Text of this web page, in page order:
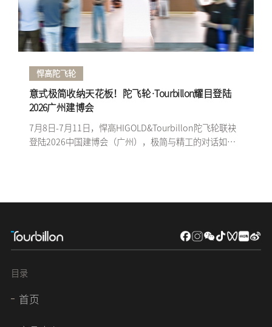
悍高陀飞轮
意式极简收纳天花板！陀飞轮·Tourbillon耀目登陆
2026广州建博会
7月8日-7月11日，悍高HIGOLD&Tourbillon陀飞轮联袂
登陆2026中国建博会（广州），极简与精工的对话如约
目录
首页